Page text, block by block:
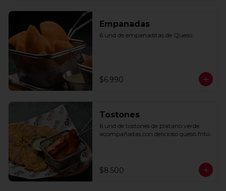
Empanadas
6 und de empanaditas de Queso
$6.990
Tostones
6 und de tostones de platano verde
acompañadas con delicioso queso frito.
$8.500